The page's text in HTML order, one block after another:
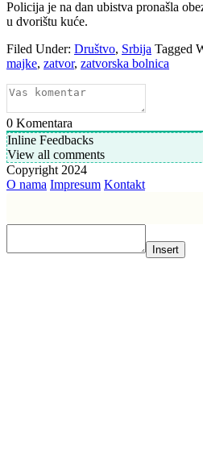
Policija je na dan ubistva pronašla
u dvorištu kuće.
Filed Under: Društvo, Srbija Tagged
majke, zatvor, zatvorska bolnica
0 Komentara
Inline Feedbacks
View all comments
Copyright 2024
O nama Impresum Kontakt
Insert